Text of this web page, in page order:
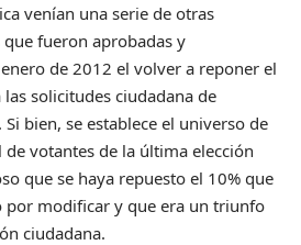
venían una serie de otras
fueron aprobadas y
de 2012 el volver a reponer el
solicitudes ciudadana de
bien, se establece el universo de
votantes de la última elección
que se haya repuesto el 10% que
por modificar y que era un triunfo
ciudadana.